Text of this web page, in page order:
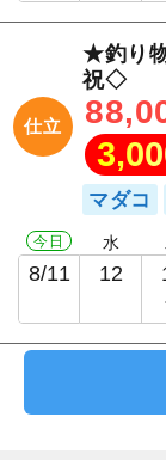
仕立
★釣り
祝◇
マダコ
今日
8/11
水
12